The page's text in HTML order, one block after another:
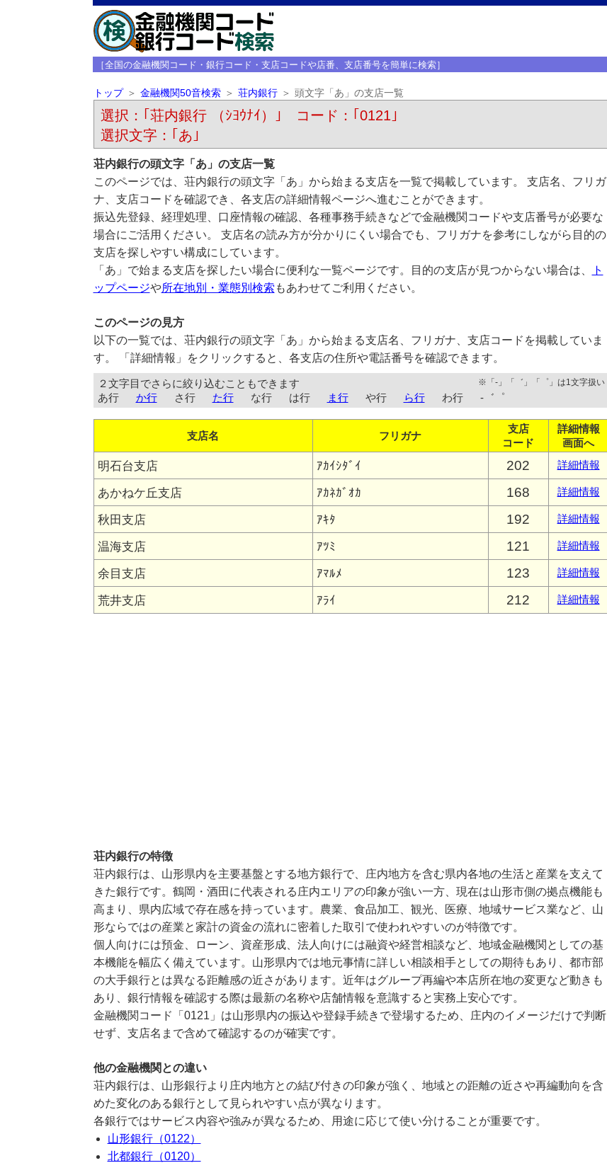
［全国の金融機関コード・銀行コード・支店コードや店番、支店番号を簡単に検索］
トップ 金融機関50音検索 荘内銀行 頭文字「あ」の支店一覧
選択：｢荘内銀行 （ｼﾖｳﾅｲ）｣ コード：｢0121｣
選択文字：｢あ｣
荘内銀行の頭文字「あ」の支店一覧
このページでは、荘内銀行の頭文字「あ」から始まる支店を一覧で掲載しています。 支店名、フリガ
ナ、支店コードを確認でき、各支店の詳細情報ページへ進むことができます。
振込先登録、経理処理、口座情報の確認、各種事務手続きなどで金融機関コードや支店番号が必要な
場合にご活用ください。 支店名の読み方が分かりにくい場合でも、フリガナを参考にしながら目的の
支店を探しやすい構成にしています。
「あ」で始まる支店を探したい場合に便利な一覧ページです。目的の支店が見つからない場合は、
ト
ップページや所在地別・業態別検索 もあわせてご利用ください。
このページの見方
以下の一覧では、荘内銀行の頭文字「あ」から始まる支店名、フリガナ、支店コードを掲載していま
す。 「詳細情報」をクリックすると、各支店の住所や電話番号を確認できます。
２文字目でさらに絞り込むこともできます ※「-」「゛」「゜」は1文字扱い
あ行 か行 さ行 た行 な行 は行 ま行 や行 ら行 わ行 -゛゜
支店名 フリガナ
支店
コード
詳細情報
画面へ
明石台支店 ｱｶｲｼﾀﾞｲ 202 詳細情報
あかねケ丘支店 ｱｶﾈｶﾞｵｶ 168 詳細情報
秋田支店 ｱｷﾀ 192 詳細情報
温海支店 ｱﾂﾐ 121 詳細情報
余目支店 ｱﾏﾙﾒ 123 詳細情報
荒井支店 ｱﾗｲ 212 詳細情報
荘内銀行の特徴
荘内銀行は、山形県内を主要基盤とする地方銀行で、庄内地方を含む県内各地の生活と産業を支えて
きた銀行です。鶴岡・酒田に代表される庄内エリアの印象が強い一方、現在は山形市側の拠点機能も
高まり、県内広域で存在感を持っています。農業、食品加工、観光、医療、地域サービス業など、山
形ならではの産業と家計の資金の流れに密着した取引で使われやすいのが特徴です。
個人向けには預金、ローン、資産形成、法人向けには融資や経営相談など、地域金融機関としての基
本機能を幅広く備えています。山形県内では地元事情に詳しい相談相手としての期待もあり、都市部
の大手銀行とは異なる距離感の近さがあります。近年はグループ再編や本店所在地の変更など動きも
あり、銀行情報を確認する際は最新の名称や店舗情報を意識すると実務上安心です。
金融機関コード「0121」は山形県内の振込や登録手続きで登場するため、庄内のイメージだけで判断
せず、支店名まで含めて確認するのが確実です。
他の金融機関との違い
荘内銀行は、山形銀行より庄内地方との結び付きの印象が強く、地域との距離の近さや再編動向を含
めた変化のある銀行として見られやすい点が異なります。
各銀行ではサービス内容や強みが異なるため、用途に応じて使い分けることが重要です。
山形銀行（0122）
北都銀行（0120）